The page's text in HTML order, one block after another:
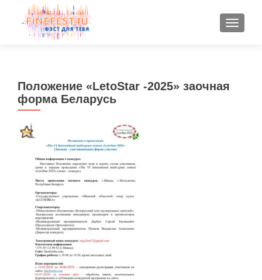
Положение «LetoStar -2025» заочная
форма Беларусь